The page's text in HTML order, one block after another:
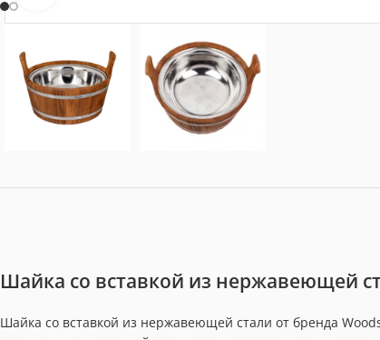
Шайка со вставкой из нержавеющей
Шайка со вставкой из нержавеющей стали от бренда